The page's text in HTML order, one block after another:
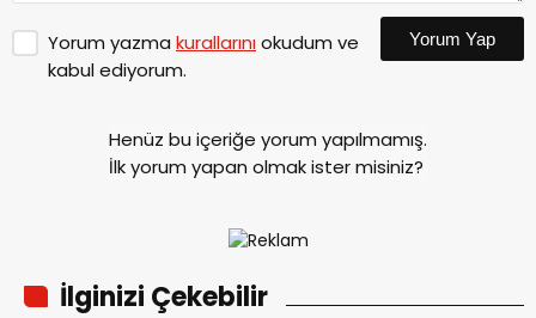
Yorum yazma kurallarınıokudum ve
kabul ediyorum.
Yorum Yap
Henüz bu içeriğe yorum yapılmamış.
İlk yorum yapan olmak ister misiniz?
İlginizi Çekebilir